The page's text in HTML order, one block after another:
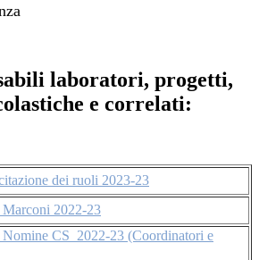
laboratori, progetti,
e correlati:
dei ruoli 2023-23
2022-23
CS_2022-23 (Coordinatori e